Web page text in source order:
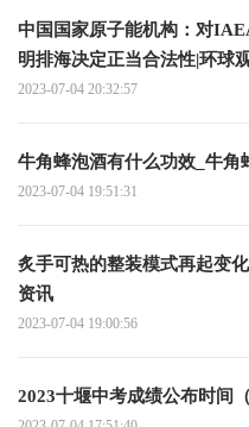
中国国家原子能机构：对
明排海决定正当合法性|环球
2023-07-04 20:32:57
牛角蜂泡酒有什么功效_牛角
2023-07-04 19:51:31
炙手可热的整装模式再起变
资讯
2023-07-04 19:00:56
2023十堰中考成绩公布时间